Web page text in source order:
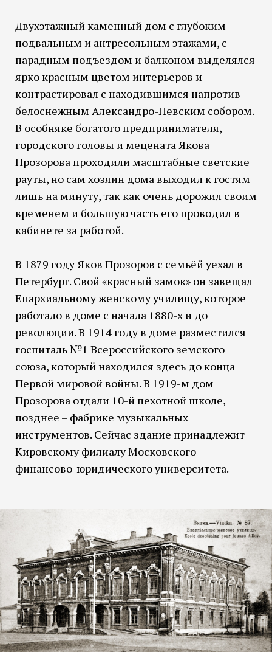
Двухэтажный каменный дом с глубоким
подвальным и антресольным этажами, с
парадным подъездом и балконом выделялся
ярко красным цветом интерьеров и
контрастировал с находившимся напротив
белоснежным Александро-Невским собором.
В особняке богатого предпринимателя,
городского головы и мецената Якова
Прозорова проходили масштабные светские
рауты, но сам хозяин дома выходил к гостям
лишь на минуту, так как очень дорожил своим
временем и большую часть его проводил в
кабинете за работой.
В 1879 году Яков Прозоров с семьёй уехал в
Петербург. Свой «красный замок» он завещал
Епархиальному женскому училищу, которое
работало в доме с начала 1880-х и до
революции. В 1914 году в доме разместился
госпиталь №1 Всероссийского земского
союза, который находился здесь до конца
Первой мировой войны. В 1919-м дом
Прозорова отдали 10-й пехотной школе,
позднее – фабрике музыкальных
инструментов. Сейчас здание принадлежит
Кировскому филиалу Московского
финансово-юридического университета.